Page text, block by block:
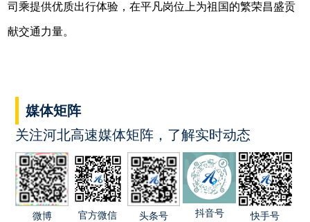
司乘提供优质出行体验，在平凡岗位上为祖国的繁荣昌盛贡
献交通力量。
媒体矩阵
关注河北高速媒体矩阵，了解实时动态
微博 官方微信 头条号 抖音号 快手号